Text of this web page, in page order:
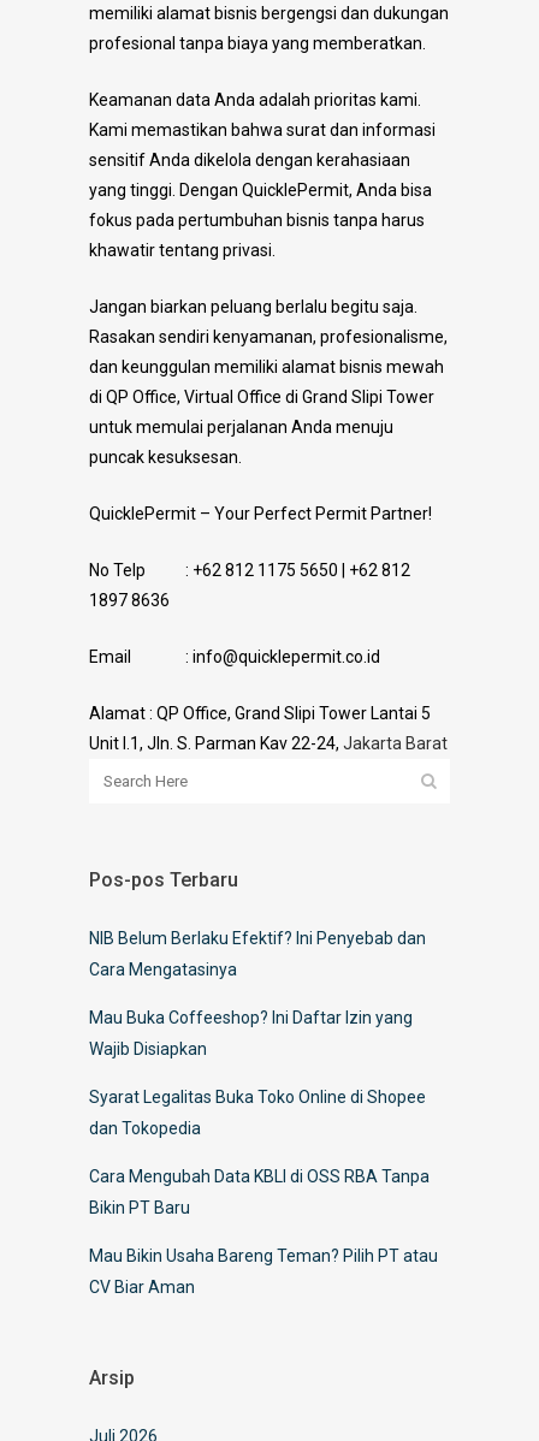
memiliki alamat bisnis bergengsi dan dukungan
profesional tanpa biaya yang memberatkan.
Keamanan data Anda adalah prioritas kami.
Kami memastikan bahwa surat dan informasi
sensitif Anda dikelola dengan kerahasiaan
yang tinggi. Dengan QuicklePermit, Anda bisa
fokus pada pertumbuhan bisnis tanpa harus
khawatir tentang privasi.
Jangan biarkan peluang berlalu begitu saja.
Rasakan sendiri kenyamanan, profesionalisme,
dan keunggulan memiliki alamat bisnis mewah
di QP Office, Virtual Office di Grand Slipi Tower
untuk memulai perjalanan Anda menuju
puncak kesuksesan.
QuicklePermit – Your Perfect Permit Partner!
No Telp : +62 812 1175 5650 | +62 812
1897 8636
Email : info@quicklepermit.co.id
Alamat : QP Office, Grand Slipi Tower Lantai 5
Unit I.1, Jln. S. Parman Kav 22-24, Jakarta Barat
Pos-pos Terbaru
NIB Belum Berlaku Efektif? Ini Penyebab dan
Cara Mengatasinya
Mau Buka Coffeeshop? Ini Daftar Izin yang
Wajib Disiapkan
Syarat Legalitas Buka Toko Online di Shopee
dan Tokopedia
Cara Mengubah Data KBLI di OSS RBA Tanpa
Bikin PT Baru
Mau Bikin Usaha Bareng Teman? Pilih PT atau
CV Biar Aman
Arsip
Juli 2026